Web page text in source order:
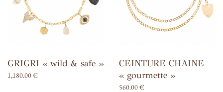
GRIGRI « wild & safe »
1,180.00€
CEINTURE CHAINE
« gourmette »
560.00€